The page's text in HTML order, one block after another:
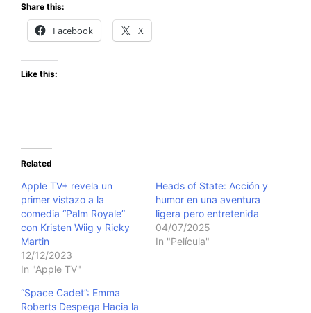
Share this:
Facebook X
Like this:
Related
Apple TV+ revela un
primer vistazo a la
comedia “Palm Royale”
con Kristen Wiig y Ricky
Martin
12/12/2023
In "Apple TV"
Heads of State: Acción y
humor en una aventura
ligera pero entretenida
04/07/2025
In "Película"
“Space Cadet”: Emma
Roberts Despega Hacia la